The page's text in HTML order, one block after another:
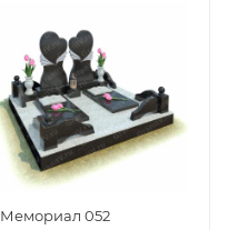
Мемориал 052